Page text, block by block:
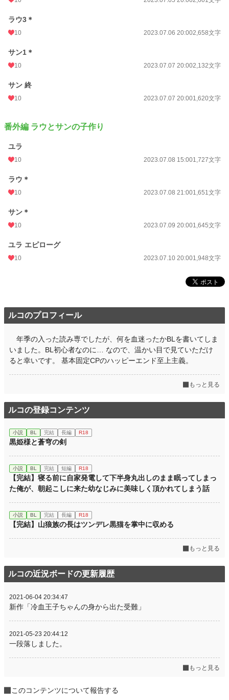
ラウ3＊
10 2023.07.06 20:002,658文字
サン1＊
10 2023.07.07 20:002,132文字
サン 終
10 2023.07.07 20:001,620文字
番外編 ラウとサンの子作り
ユラ
10 2023.07.08 15:001,727文字
ラウ＊
10 2023.07.08 21:001,651文字
サン＊
10 2023.07.09 20:001,645文字
ユラ エピローグ
10 2023.07.10 20:001,948文字
ルコのプロフィール
年季の入った読み専でしたが、何を血迷ったかBLを書いてしま
いました。BL初心者なのに… なので、温かい目で見ていただけ
ると幸いです。 基本固定CPのハッピーエンド至上主義。
もっと見る
ルコの登録コンテンツ
小説 BL 完結 長編 R18
黒姫様と蒼穹の剣
小説 BL 完結 短編 R18
【完結】寝る前に自家発電して下半身丸出しのまま眠ってしまっ
た俺が、朝起こしに来た幼なじみに美味しく頂かれてしまう話
小説 BL 完結 長編 R18
【完結】山狼族の長はツンデレ黒猫を掌中に収める
もっと見る
ルコの近況ボードの更新履歴
2021-06-04 20:34:47
新作「冷血王子ちゃんの身から出た受難」
2021-05-23 20:44:12
一段落しました。
もっと見る
このコンテンツについて報告する